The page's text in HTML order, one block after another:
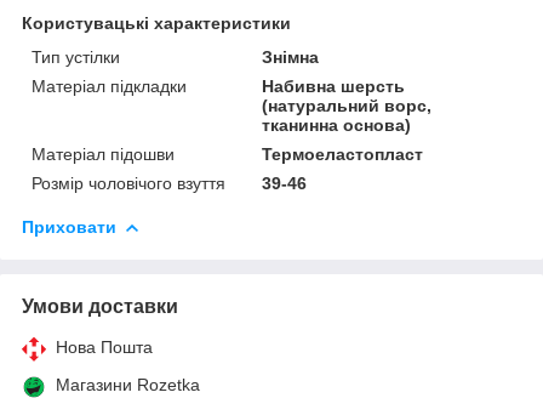
Користувацькі характеристики
Тип устілки
Знімна
Матеріал підкладки
Набивна шерсть
(натуральний ворс,
тканинна основа)
Матеріал підошви
Термоеластопласт
Розмір чоловічого взуття
39-46
Приховати
Умови доставки
Нова Пошта
Магазини Rozetka